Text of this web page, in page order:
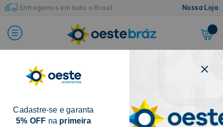
Entregamos em todo o Brasil Nossa Loja
Home Zíperes
Cadastre-se e garanta
5% OFF na primeira